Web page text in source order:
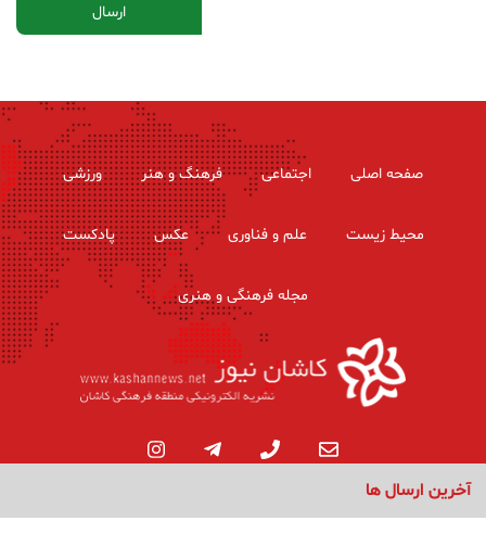
آخرین ارسال ها
صفحه اصلی اجتماعی فرهنگ و هنر ورزشی
محیط زیست علم و فناوری عکس پادکست
مجله فرهنگی و هنری